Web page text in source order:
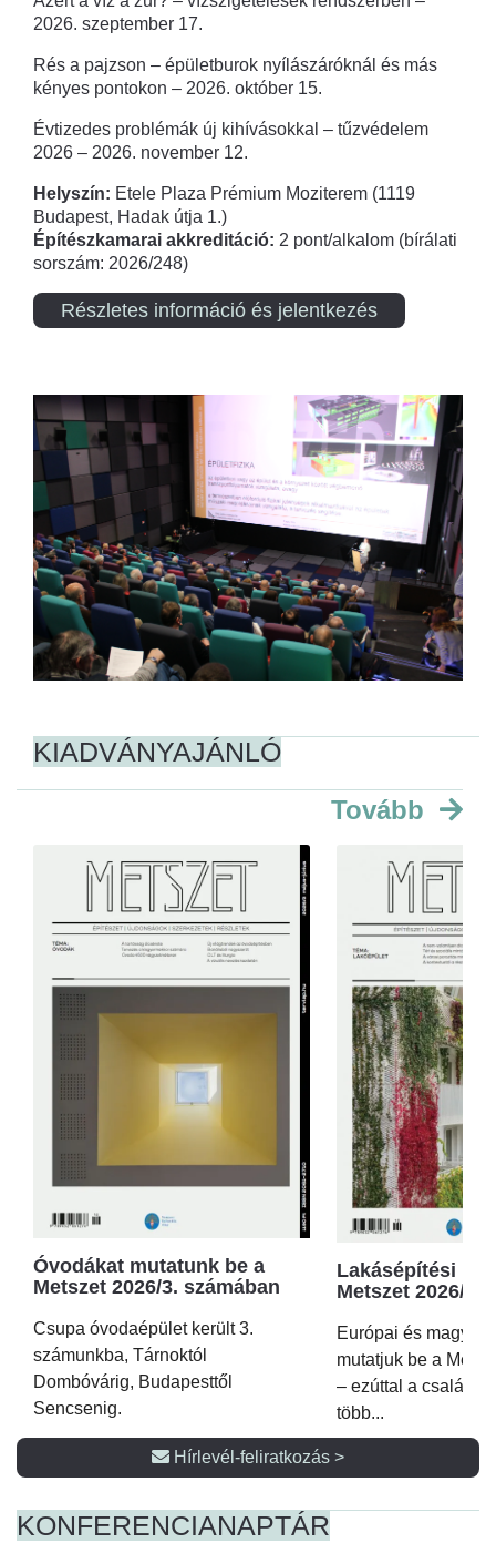
2026. szeptember 17.
Rés a pajzson – épületburok nyílászáróknál és más
kényes pontokon – 2026. október 15.
Évtizedes problémák új kihívásokkal – tűzvédelem
2026 – 2026. november 12.
Helyszín: Etele Plaza Prémium Moziterem (1119
Budapest, Hadak útja 1.)
Építészkamarai akkreditáció: 2 pont/alkalom (bírálati
sorszám: 2026/248)
Részletes információ és jelentkezés
KIADVÁNYAJÁNLÓ
Tovább
Óvodákat mutatunk be a
Metszet 2026/3. számában
Csupa óvodaépület került 3.
számunkba, Tárnoktól
Dombóvárig, Budapesttől
Sencsenig.
Lakásépítési
Metszet 2026/2.
Európai és magyar
mutatjuk be a
– ezúttal a családi
több...
Hírlevél-feliratkozás >
KONFERENCIANAPTÁR